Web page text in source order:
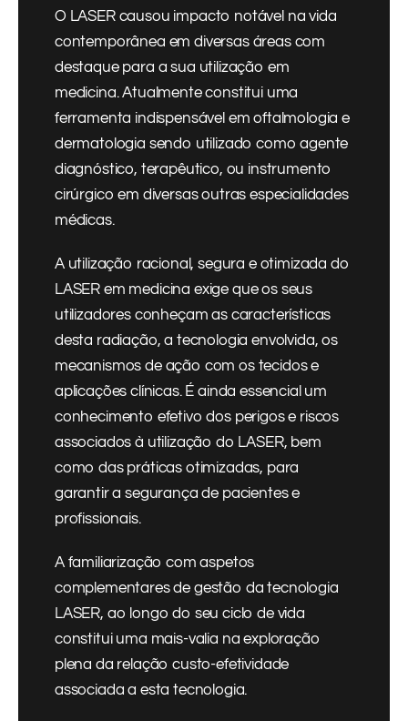
O LASER causou impacto notável na vida
contemporânea em diversas áreas com
destaque para a sua utilização em
medicina. Atualmente constitui uma
ferramenta indispensável em oftalmologia e
dermatologia sendo utilizado como agente
diagnóstico, terapêutico, ou instrumento
cirúrgico em diversas outras especialidades
médicas.
A utilização racional, segura e otimizada do
LASER em medicina exige que os seus
utilizadores conheçam as características
desta radiação, a tecnologia envolvida, os
mecanismos de ação com os tecidos e
aplicações clínicas. É ainda essencial um
conhecimento efetivo dos perigos e riscos
associados à utilização do LASER, bem
como das práticas otimizadas, para
garantir a segurança de pacientes e
profissionais.
A familiarização com aspetos
complementares de gestão da tecnologia
LASER, ao longo do seu ciclo de vida
constitui uma mais-valia na exploração
plena da relação custo-efetividade
associada a esta tecnologia.